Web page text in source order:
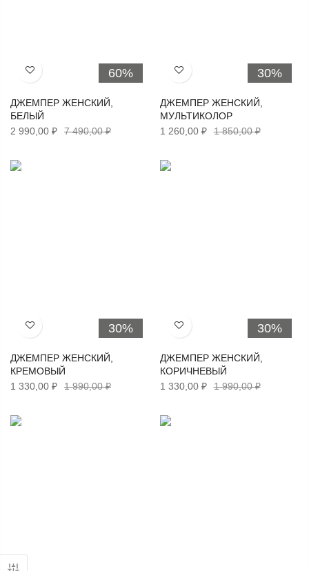
60%
Хочу!
ДЖЕМПЕР ЖЕНСКИЙ,
БЕЛЫЙ
2 990,00 ₽
7 490,00 ₽
30%
Хочу!
ДЖЕМПЕР ЖЕНСКИЙ,
МУЛЬТИКОЛОР
1 260,00 ₽
1 850,00 ₽
30%
Хочу!
ДЖЕМПЕР ЖЕНСКИЙ,
КРЕМОВЫЙ
1 330,00 ₽
1 990,00 ₽
30%
Хочу!
ДЖЕМПЕР ЖЕНСКИЙ,
КОРИЧНЕВЫЙ
1 330,00 ₽
1 990,00 ₽